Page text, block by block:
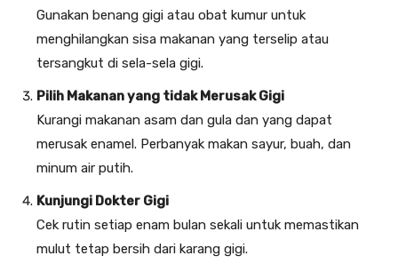
Gunakan benang gigi atau obat kumur untuk
menghilangkan sisa makanan yang terselip atau
tersangkut di sela-sela gigi.
Pilih Makanan yang tidak Merusak Gigi
Kurangi makanan asam dan gula dan yang dapat
merusak enamel. Perbanyak makan sayur, buah, dan
minum air putih.
Kunjungi Dokter Gigi
Cek rutin setiap enam bulan sekali untuk memastikan
mulut tetap bersih dari karang gigi.